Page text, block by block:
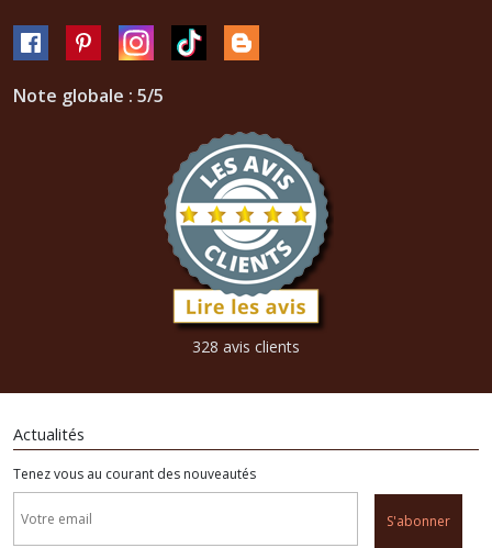
Note globale : 5/5
328 avis clients
Actualités
Tenez vous au courant des nouveautés
S'abonner